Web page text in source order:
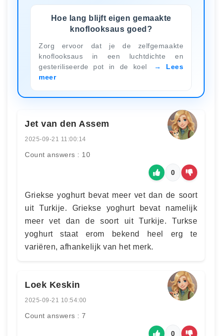
Hoe lang blijft eigen gemaakte
knoflooksaus goed?
Zorg ervoor dat je de zelfgemaakte
knoflooksaus in een luchtdichte en
gesteriliseerde pot in de koel
Lees
meer
Jet van den Assem
2025-09-21 11:00:14
Count answers : 10
0
Griekse yoghurt bevat meer vet dan de soort
uit Turkije. Griekse yoghurt bevat namelijk
meer vet dan de soort uit Turkije. Turkse
yoghurt staat erom bekend heel erg te
variëren, afhankelijk van het merk.
Loek Keskin
2025-09-21 10:54:00
Count answers : 7
0